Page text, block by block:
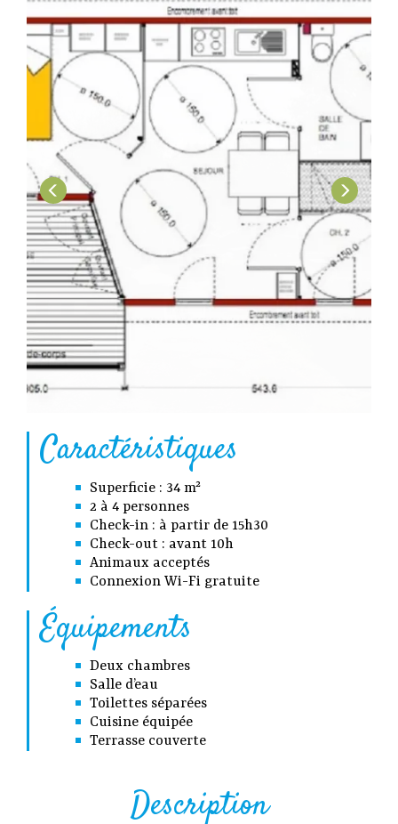
Caractéristiques
Superficie : 34 m²
2 à 4 personnes
Check-in : à partir de 15h30
Check-out : avant 10h
Animaux acceptés
Connexion Wi-Fi gratuite
Équipements
Deux chambres
Salle d’eau
Toilettes séparées
Cuisine équipée
Terrasse couverte
Description